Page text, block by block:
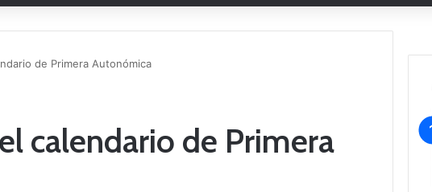
de Primera Autonómica
calendario de Primera